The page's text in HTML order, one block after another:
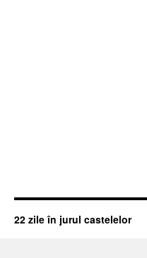
22 zile în jurul castelelor